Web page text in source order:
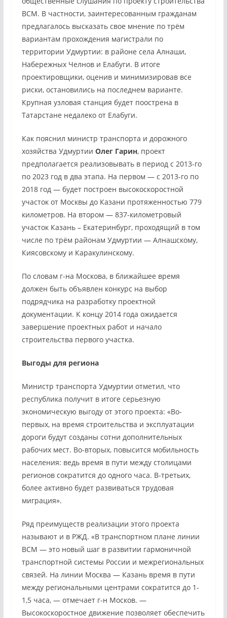
ВСМ. В частности, заинтересованным гражданам
предлагалось высказать свое мнение по трём
вариантам прохождения магистрали по
территории Удмуртии: в районе села Алнаши,
Набережных Челнов и Елабуги. В итоге
проектировщики, оценив и минимизировав все
риски, остановились на последнем варианте.
Крупная узловая станция будет поострена в
Татарстане недалеко от Елабуги.
Как пояснил министр транспорта и дорожного
хозяйства Удмуртии Олег Гарин, проект
предполагается реализовывать в период с 2013-го
по 2023 год в два этапа. На первом — с 2013-го по
2018 год — будет построен высокоскоростной
участок от Москвы до Казани протяженностью 779
километров. На втором — 837-километровый
участок Казань – Екатеринбург, проходящий в том
числе по трём районам Удмуртии — Алнашскому,
Киясовскому и Каракулинскому.
По словам г-на Москова, в ближайшее время
должен быть объявлен конкурс на выбор
подрядчика на разработку проектной
документации. К концу 2014 года ожидается
завершение проектных работ и начало
строительства первого участка.
Выгоды для региона
Министр транспорта Удмуртии отметил, что
республика получит в итоге серьезную
экономическую выгоду от этого проекта: «Во-
первых, на время строительства и эксплуатации
дороги будут созданы сотни дополнительных
рабочих мест. Во-вторых, повысится мобильность
населения: ведь время в пути между столицами
регионов сократится до одного часа. В-третьих,
более активно будет развиваться трудовая
миграция».
Ряд преимуществ реализации этого проекта
называют и в РЖД. «В транспортном плане линии
ВСМ — это новый шаг в развитии гармоничной
транспортной системы России и межрегиональных
связей. На линии Москва — Казань время в пути
между региональными центрами сократится до 1-
1,5 часа, — отмечает г-н Москов. —
Высокоскоростное движение позволяет обеспечить